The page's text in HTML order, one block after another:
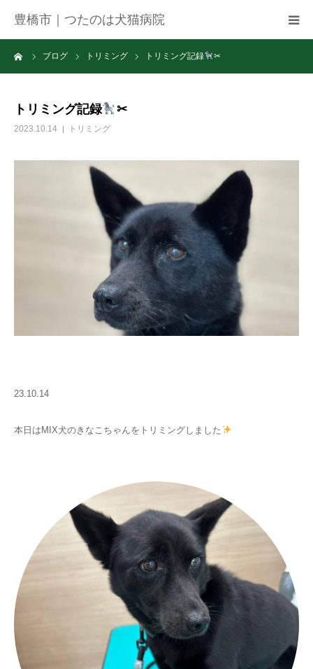
豊橋市｜つたのは犬猫病院
ブログ トリミング トリミング記録 ✂
トリミング記録 ✂
2023.10.14 トリミング
23.10.14
本日はMIX犬のきなこちゃんをトリミングしました
病院紹介